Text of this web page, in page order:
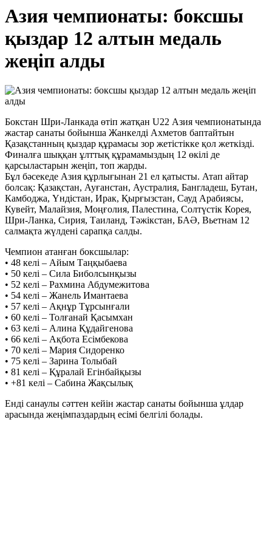
Азия чемпионаты: боксшы
қыздар 12 алтын медаль
жеңіп алды
Бокстан Шри-Ланкада өтіп жатқан U22 Азия чемпионатында
жастар санаты бойынша Жанкелді Ахметов баптайтын
Қазақстанның қыздар құрамасы зор жетістікке қол жеткізді.
Финалға шыққан ұлттық құрамамыздың 12 өкілі де
қарсыластарын жеңіп, топ жарды.
Бұл бәсекеде Азия құрлығынан 21 ел қатысты. Атап айтар
болсақ: Қазақстан, Ауғанстан, Аустралия, Бангладеш, Бутан,
Камбоджа, Үндістан, Ирак, Қырғызстан, Сауд Арабиясы,
Кувейт, Малайзия, Моңғолия, Палестина, Солтүстік Корея,
Шри-Ланка, Сирия, Таиланд, Тәжікстан, БАӘ, Вьетнам 12
салмақта жүлдені сарапқа салды.
Чемпион атанған боксшылар:
• 48 келі – Айым Таңқыбаева
• 50 келі – Сила Биболсынқызы
• 52 келі – Рахмина Абдумежитова
• 54 келі – Жанель Имантаева
• 57 келі – Ақнұр Тұрсынғали
• 60 келі – Толғанай Қасымхан
• 63 келі – Алина Құдайгенова
• 66 келі – Ақбота Есімбекова
• 70 келі – Мария Сидоренко
• 75 келі – Зарина Толыбай
• 81 келі – Құралай Егінбайқызы
• +81 келі – Сабина Жақсылық
Енді санаулы сәттен кейін жастар санаты бойынша ұлдар
арасында жеңімпаздардың есімі белгілі болады.